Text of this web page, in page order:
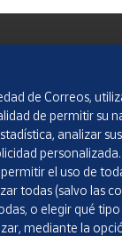
de Correos,
de permitir su
analizar
el uso de
todas (salvo las
o elegir qué
mediante la